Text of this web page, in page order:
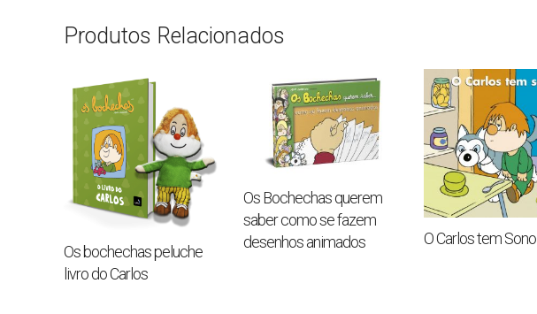
Produtos Relacionados
Os bochechas peluche
livro do Carlos
Os Bochechas querem
saber como se fazem
desenhos animados
O Carlos tem Sono